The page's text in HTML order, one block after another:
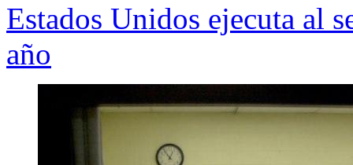
Estados Unidos ejecuta al
año